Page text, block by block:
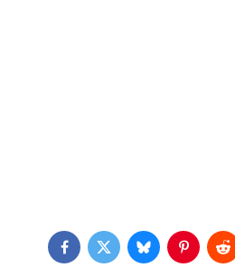
Facebook
TwitterBluesky